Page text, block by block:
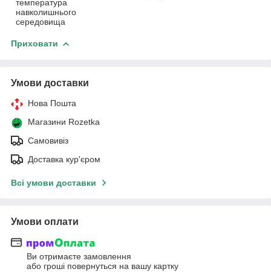
температура
навколишнього
середовища
Приховати
Умови доставки
Нова Пошта
Магазини Rozetka
Самовивіз
Доставка кур'єром
Всі умови доставки
Умови оплати
Ви отримаєте замовлення
або гроші повернуться на вашу картку